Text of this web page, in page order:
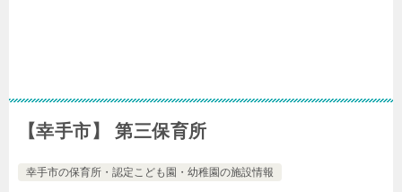
【幸手市】 第三保育所
幸手市の保育所・認定こども園・幼稚園の施設情報